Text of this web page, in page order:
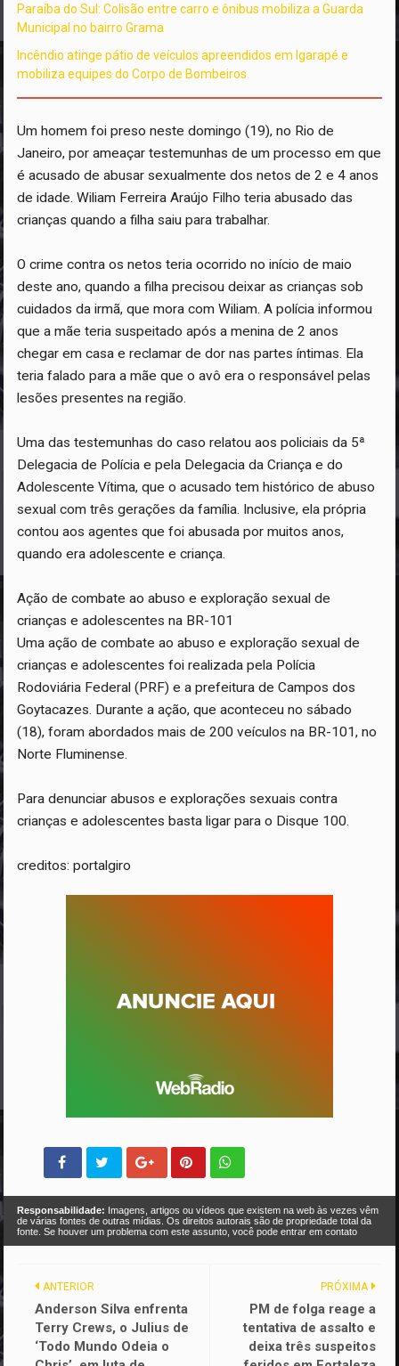
Paraíba do Sul: Colisão entre carro e ônibus mobiliza a Guarda
Municipal no bairro Grama
Incêndio atinge pátio de veículos apreendidos em Igarapé e
mobiliza equipes do Corpo de Bombeiros
Um homem foi preso neste domingo (19), no Rio de
Janeiro, por ameaçar testemunhas de um processo em que
é acusado de abusar sexualmente dos netos de 2 e 4 anos
de idade. Wiliam Ferreira Araújo Filho teria abusado das
crianças quando a filha saiu para trabalhar.
O crime contra os netos teria ocorrido no início de maio
deste ano, quando a filha precisou deixar as crianças sob
cuidados da irmã, que mora com Wiliam. A polícia informou
que a mãe teria suspeitado após a menina de 2 anos
chegar em casa e reclamar de dor nas partes íntimas. Ela
teria falado para a mãe que o avô era o responsável pelas
lesões presentes na região.
Uma das testemunhas do caso relatou aos policiais da 5ª
Delegacia de Polícia e pela Delegacia da Criança e do
Adolescente Vítima, que o acusado tem histórico de abuso
sexual com três gerações da família. Inclusive, ela própria
contou aos agentes que foi abusada por muitos anos,
quando era adolescente e criança.
Ação de combate ao abuso e exploração sexual de
crianças e adolescentes na BR-101
Uma ação de combate ao abuso e exploração sexual de
crianças e adolescentes foi realizada pela Polícia
Rodoviária Federal (PRF) e a prefeitura de Campos dos
Goytacazes. Durante a ação, que aconteceu no sábado
(18), foram abordados mais de 200 veículos na BR-101, no
Norte Fluminense.
Para denunciar abusos e explorações sexuais contra
crianças e adolescentes basta ligar para o Disque 100.
creditos: portalgiro
Responsabilidade: Imagens, artigos ou vídeos que existem na web às vezes vêm
de várias fontes de outras mídias. Os direitos autorais são de propriedade total da
fonte. Se houver um problema com este assunto, você pode entrar em contato
PRÓXIMA
PM de folga reage a
tentativa de assalto e
deixa três suspeitos
ANTERIOR
Anderson Silva enfrenta
Terry Crews, o Julius de
‘Todo Mundo Odeia o